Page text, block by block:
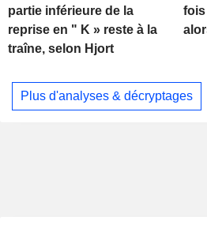
partie inférieure de la
reprise en " K » reste à la
traîne, selon Hjort
fois
Plus d'analyses & décryptages